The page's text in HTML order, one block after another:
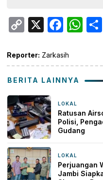
Copy
X
Reporter: Zarkasih
BERITA LAINNYA
LOKAL
Ratusan
Polisi,
Gudang
LOKAL
Perjuangan
Jambi